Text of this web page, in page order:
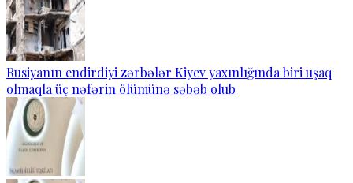
Rusiyanın endirdiyi zərbələr Kiyev yaxınlığında biri uşaq
olmaqla üç nəfərin ölümünə səbəb olub